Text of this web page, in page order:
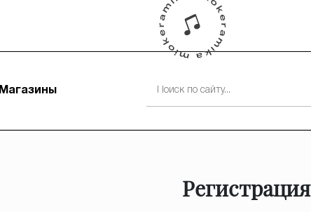
Магазины
Регистрация